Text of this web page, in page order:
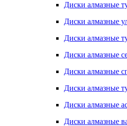
Диски алмазные
Диски алмазные
Диски алмазные
Диски алмазные
Диски алмазные
Диски алмазные
Диски алмазные
Диски алмазные